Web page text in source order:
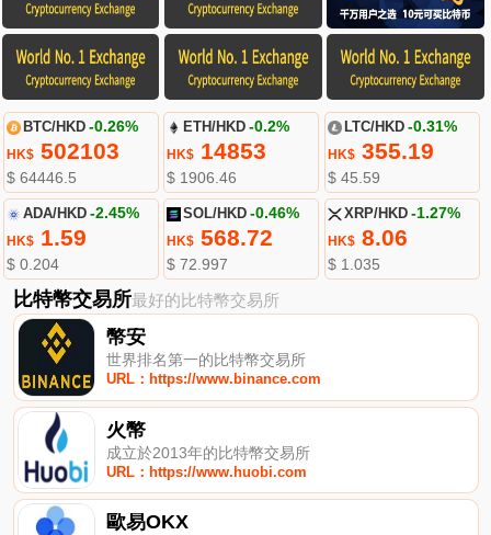
BTC/HKD -0.26%
HK$502103
$ 64446.5
ETH/HKD -0.2%
HK$ 14853
$ 1906.46
LTC/HKD -0.31%
HK$355.19
$ 45.59
ADA/HKD -2.45%
HK$1.59
$ 0.204
SOL/HKD -0.46%
HK$ 568.72
$ 72.997
XRP/HKD -1.27%
HK$8.06
$ 1.035
比特幣交易所最好的比特幣交易所
幣安
世界排名第一的比特幣交易所
URL：https://www.binance.com
火幣
成立於2013年的比特幣交易所
URL：https://www.huobi.com
歐易OKX